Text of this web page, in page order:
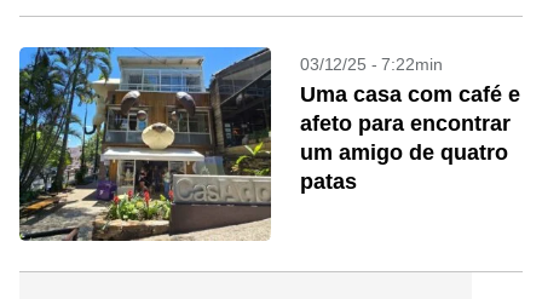
03/12/25 - 7:22min
Uma casa com café e
afeto para encontrar
um amigo de quatro
patas